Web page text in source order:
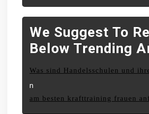
We Suggest To
Below Trending
Was sind Handelsschulen und
n
am besten krafttraining frauen